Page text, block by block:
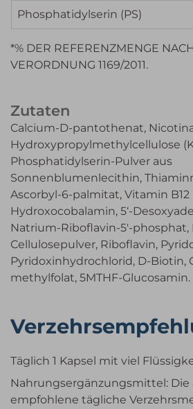
Phosphatidylserin (PS)
*% DER REFERENZMENGE
VERORDNUNG 1169/2011.
Zutaten
Calcium-D-pantothenat,
Hydroxypropylmethylcellulose
Phosphatidylserin-Pulver aus
Sonnenblumenlecithin,
Ascorbyl-6-palmitat, Vitamin
Hydroxocobalamin, 5‘-
Natrium-Riboflavin-5′-phosphat,
Cellulosepulver, Riboflavin,
Pyridoxinhydrochlorid, D-Biotin,
methylfolat, 5MTHF-Glucosamin.
Täglich 1 Kapsel mit viel
Nahrungsergänzungsmittel:
empfohlene tägliche